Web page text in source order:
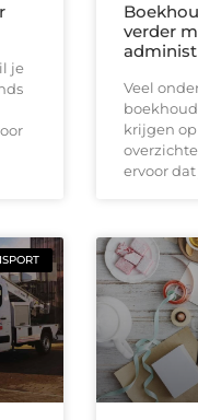
je
verder
Veel
krijgen
ervoor